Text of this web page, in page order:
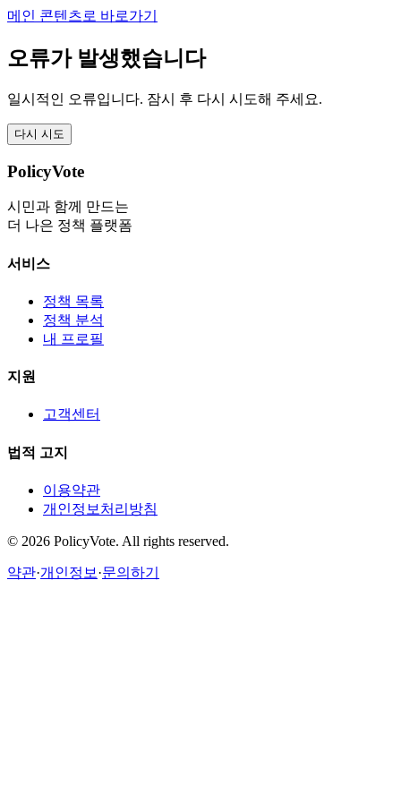
메인 콘텐츠로 바로가기
오류가 발생했습니다
일시적인 오류입니다. 잠시 후 다시 시도해 주세요.
다시 시도
PolicyVote
시민과 함께 만드는
더 나은 정책 플랫폼
서비스
정책 목록
정책 분석
내 프로필
지원
고객센터
법적 고지
이용약관
개인정보처리방침
© 2026 PolicyVote. All rights reserved.
약관·개인정보 ·문의하기